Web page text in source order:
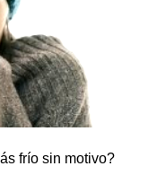
frío sin motivo?